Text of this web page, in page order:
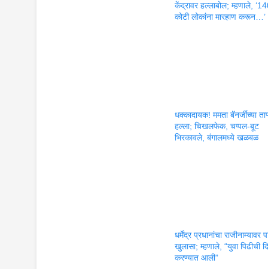
केंद्रावर हल्लाबोल; म्हणाले,
कोटी लोकांना मारहाण करून…’
धक्कादायक! ममता बॅनर्जींच्या
हल्ला; चिखलफेक, चप्पल-बूट
भिरकावले, बंगालमध्ये खळबळ
धर्मेंद्र प्रधानांचा राजीनाम्यावर
खुलासा; म्हणाले, “युवा पिढीची
करण्यात आली”